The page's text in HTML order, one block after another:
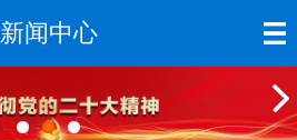
新闻中心